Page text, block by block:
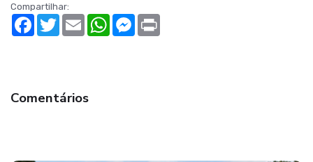
Compartilhar:
Facebook
TwitterEmail WhatsAppMessenger
Comentários